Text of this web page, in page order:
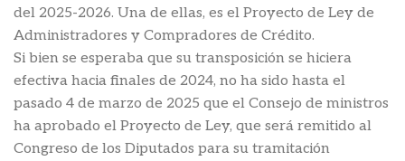
del 2025-2026. Una de ellas, es el Proyecto de Ley de
Administradores y Compradores de Crédito.
Si bien se esperaba que su transposición se hiciera
efectiva hacia finales de 2024, no ha sido hasta el
pasado 4 de marzo de 2025 que el Consejo de ministros
ha aprobado el Proyecto de Ley, que será remitido al
Congreso de los Diputados para su tramitación